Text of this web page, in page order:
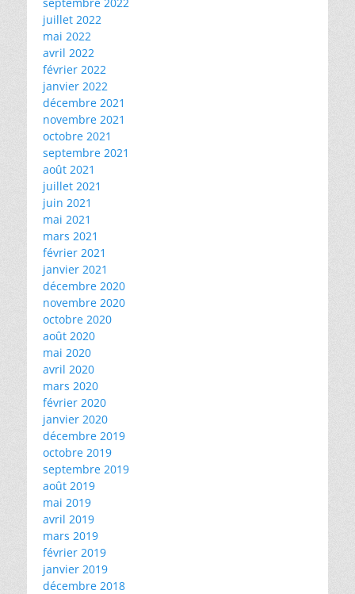
juillet 2022
mai 2022
avril 2022
février 2022
janvier 2022
décembre 2021
novembre 2021
octobre 2021
septembre 2021
août 2021
juillet 2021
juin 2021
mai 2021
mars 2021
février 2021
janvier 2021
décembre 2020
novembre 2020
octobre 2020
août 2020
mai 2020
avril 2020
mars 2020
février 2020
janvier 2020
décembre 2019
octobre 2019
septembre 2019
août 2019
mai 2019
avril 2019
mars 2019
février 2019
janvier 2019
décembre 2018